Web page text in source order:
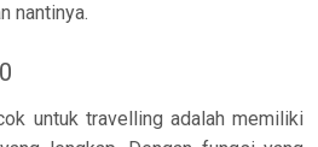
nantinya.
untuk travelling adalah memiliki